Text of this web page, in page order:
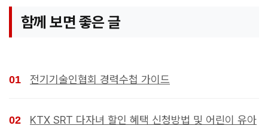
함께 보면 좋은 글
전기기술인협회 경력수첩 가이드
KTX SRT 다자녀 할인 혜택 신청방법 및 어린이 유아